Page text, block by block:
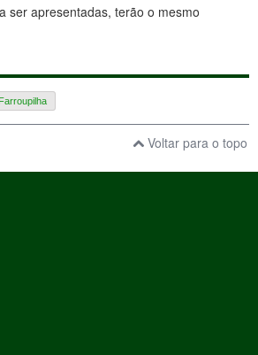
ser apresentadas, terão o mesmo
Voltar para o topo